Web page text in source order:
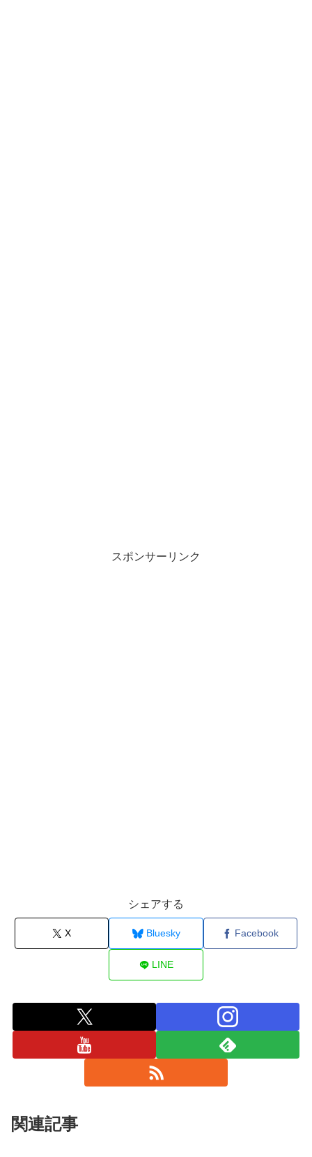
スポンサーリンク
シェアする
X Bluesky Facebook
LINE
関連記事